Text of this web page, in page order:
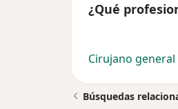
¿Qué
Cirujano general
Búsquedas